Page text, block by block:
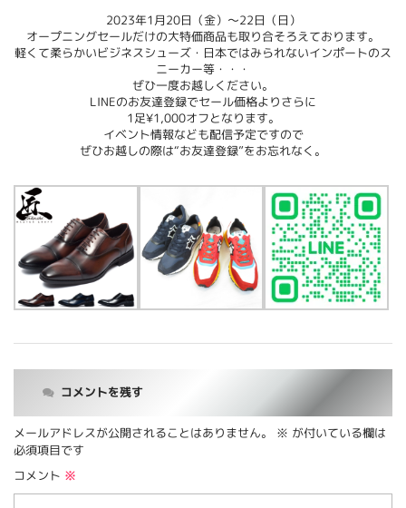
2023年1月20日（金）～22日（日）
オープニングセールだけの大特価商品も取り合そろえております。
軽くて柔らかいビジネスシューズ・日本ではみられないインポートのス
ニーカー等・・・
ぜひ一度お越しください。
LINEのお友達登録でセール価格よりさらに
1足¥1,000オフとなります。
イベント情報なども配信予定ですので
ぜひお越しの際は“お友達登録”をお忘れなく。
コメントを残す
メールアドレスが公開されることはありません。 ※ が付いている欄は
必須項目です
コメント ※